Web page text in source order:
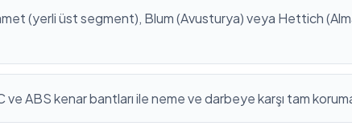
(yerli üst segment), Blum (Avusturya) veya Hettich
ve ABS kenar bantları ile neme ve darbeye karşı tam